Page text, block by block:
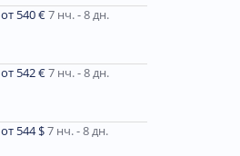
от 540 €7 нч. - 8 дн.
от 542 €7 нч. - 8 дн.
от 544 $7 нч. - 8 дн.